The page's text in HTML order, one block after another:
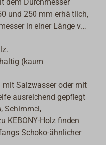
dem Durchmesser
und 250 mm erhältlich,
in einer Länge von
(kaum
mit Salzwasser oder mit
ausreichend gepflegt
Schimmel,
Schoko-ähnlicher
KEBONY-Holz finden